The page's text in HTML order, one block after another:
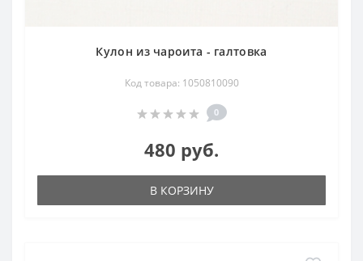
Кулон из чароита - галтовка
Код товара: 1050810090
0
480 руб.
В КОРЗИНУ